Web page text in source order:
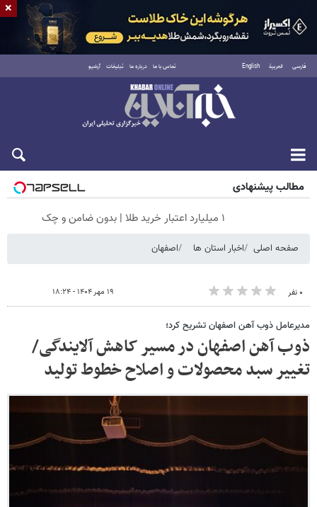
فارسی العربية English تماس با ما درباره ما تبلیغات آرشیو
پنجشنبه ۱۵ مرداد ۱۴۰۵
مطالب پیشنهادی
۱ میلیارد اعتبار خرید طلا | بدون ضامن و چک
صفحه اصلی اخبار استان ها اصفهان
۰ نفر ۱۹ مهر ۱۴۰۴ - ۱۸:۲۴
مدیرعامل ذوب آهن اصفهان تشریح کرد؛
ذوب آهن اصفهان در مسیر کاهش آلایندگی/
تغییر سبد محصولات و اصلاح خطوط تولید
×